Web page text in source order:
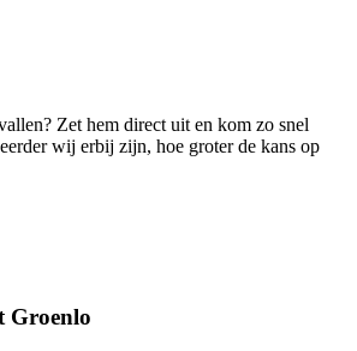
Zet hem direct uit en kom zo snel
wij erbij zijn, hoe groter de kans op
Groenlo